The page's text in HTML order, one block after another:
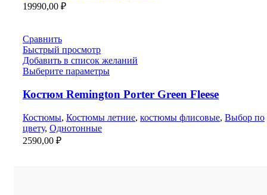
19990,00 ₽
Сравнить
Быстрый просмотр
Добавить в список желаний
Выберите параметры
Костюм Remington Porter Green Fleese
Костюмы, Костюмы летние, костюмы флисовые, Выбор по
цвету, Однотонные
2590,00 ₽